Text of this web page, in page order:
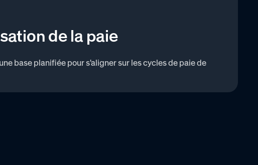
de la paie
base planifiée pour s'aligner sur les cycles de paie de